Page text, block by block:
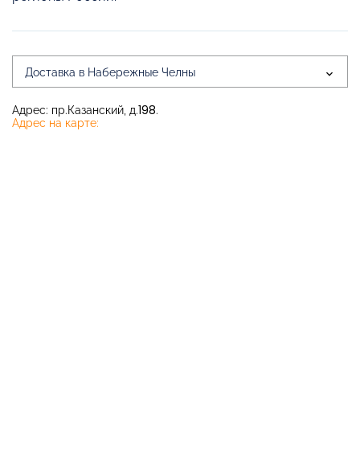
Доставка в Набережные Челны
Адрес: пр.Казанский, д.198.
Адрес на карте: